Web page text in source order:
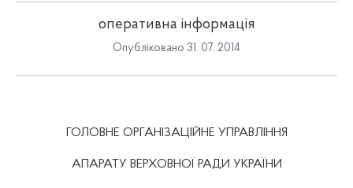
оперативна інформація
Опубліковано 31. 07. 2014
ГОЛОВНЕ ОРГАНІЗАЦІЙНЕ УПРАВЛІННЯ
АПАРАТУ ВЕРХОВНОЇ РАДИ УКРАЇНИ